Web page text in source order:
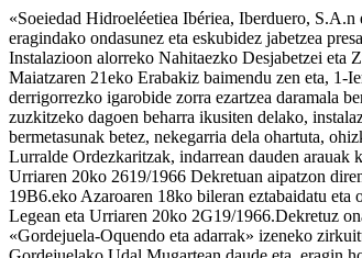
«Soeiedad Hidroeléetiea Ibériea, Iberduero,
eragindako ondasunez eta eskubidez jabetzea
Instalazioon alorreko Nahitaezko Desjabetzei
Maiatzaren 21eko Erabakiz baimendu zen eta, 1-
derrigorrezko igarobide zorra ezartzea daramala
zuzkitzeko dagoen beharra ikusiten delako,
bermetasunak betez, nekegarria dela ohartuta,
Lurralde Ordezkaritzak, indarrean dauden arauak
Urriaren 20ko 2619/1966 Dekretuan aipatzon
19B6.eko Azaroaren 18ko bileran eztabaidatu
Legean eta Urriaren 20ko 2G19/1966.Dekretuz
«Gordejuela-Oquendo eta adarrak» izeneko